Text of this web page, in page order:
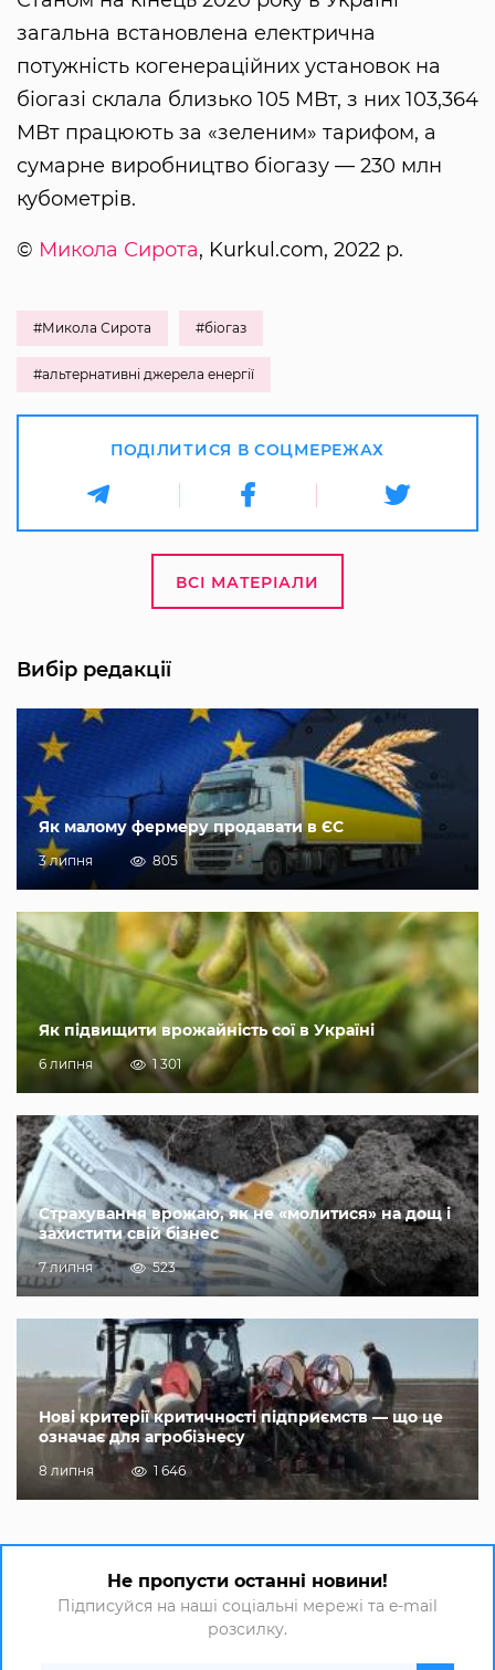
загальна встановлена електрична
потужність когенераційних установок на
біогазі склала близько 105 МВт, з них 103,364
МВт працюють за «зеленим» тарифом, а
сумарне виробництво біогазу — 230 млн
кубометрів.
© Микола Сирота, Kurkul.com, 2022 р.
#Микола Сирота #біогаз
#альтернативні джерела енергії
ПОДІЛИТИСЯ В СОЦМЕРЕЖАХ
ВСІ МАТЕРІАЛИ
Вибір редакції
Як малому фермеру продавати в ЄС
3 липня 805
Як підвищити врожайність сої в Україні
6 липня 1 301
Страхування врожаю, як не «молитися» на дощ і
захистити свій бізнес
7 липня 523
Нові критерії критичності підприємств — що це
означає для агробізнесу
8 липня 1 646
Не пропусти останні новини!
Підписуйся на наші соціальні мережі та e-mail
розсилку.